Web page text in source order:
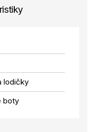
lodičky
boty